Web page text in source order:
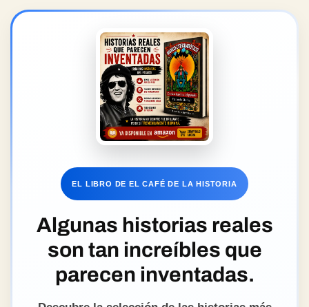
EL LIBRO DE EL CAFÉ DE LA HISTORIA
Algunas historias reales
son tan increíbles que
parecen inventadas.